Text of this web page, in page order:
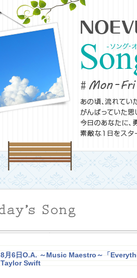
8月6日O.A. ～Music Maestro～「
Taylor Swift